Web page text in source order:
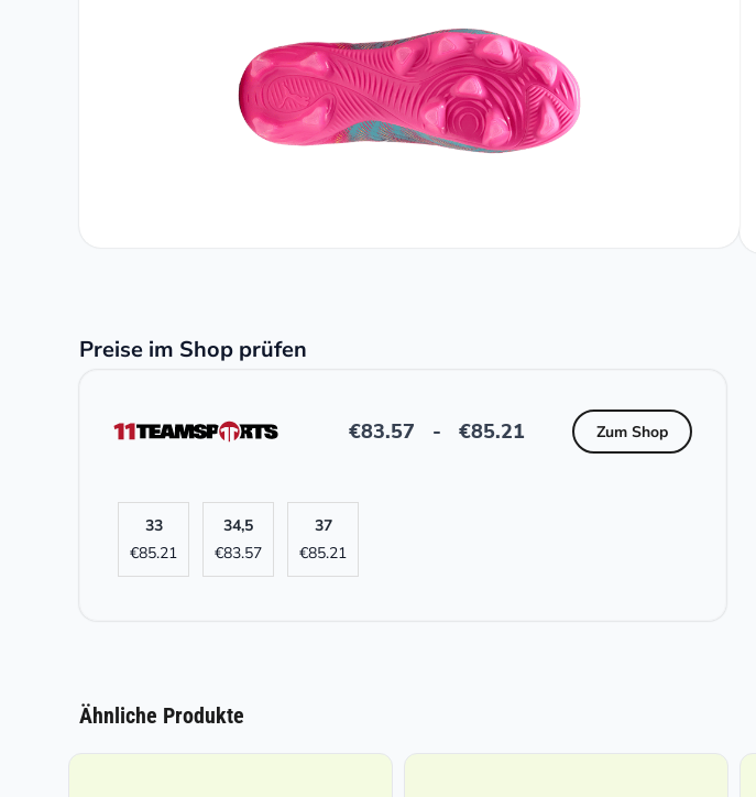
Preise im Shop prüfen
€83.57 - €85.21 Zum Shop
33
€85.21
34,5
€83.57
37
€85.21
Ähnliche Produkte